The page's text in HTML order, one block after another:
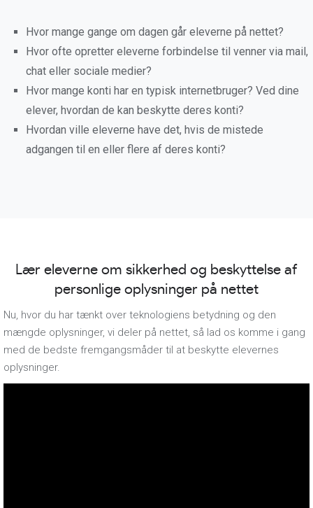
Hvor mange gange om dagen går eleverne på nettet?
Hvor ofte opretter eleverne forbindelse til venner via mail,
chat eller sociale medier?
Hvor mange konti har en typisk internetbruger? Ved dine
elever, hvordan de kan beskytte deres konti?
Hvordan ville eleverne have det, hvis de mistede
adgangen til en eller flere af deres konti?
Lær eleverne om sikkerhed og beskyttelse af
personlige oplysninger på nettet
Nu, hvor du har tænkt over teknologiens betydning og den
mængde oplysninger, vi deler på nettet, så lad os komme i gang
med de bedste fremgangsmåder til at beskytte elevernes
oplysninger.